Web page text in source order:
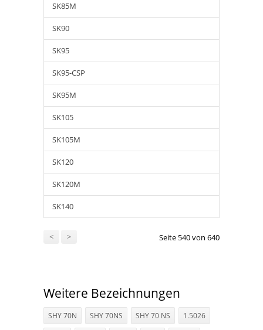
SK85M
SK90
SK95
SK95-CSP
SK95M
SK105
SK105M
SK120
SK120M
SK140
< > Seite 540 von 640
Weitere Bezeichnungen
SHY 70N SHY 70NS SHY 70 NS 1.5026